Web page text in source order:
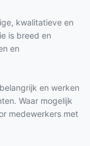
kwalitatieve en
is breed en
en
en werken
Waar mogelijk
medewerkers met